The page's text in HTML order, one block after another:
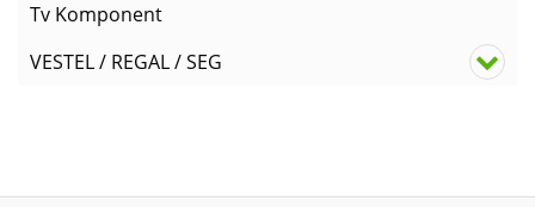
Tv Komponent
VESTEL / REGAL / SEG